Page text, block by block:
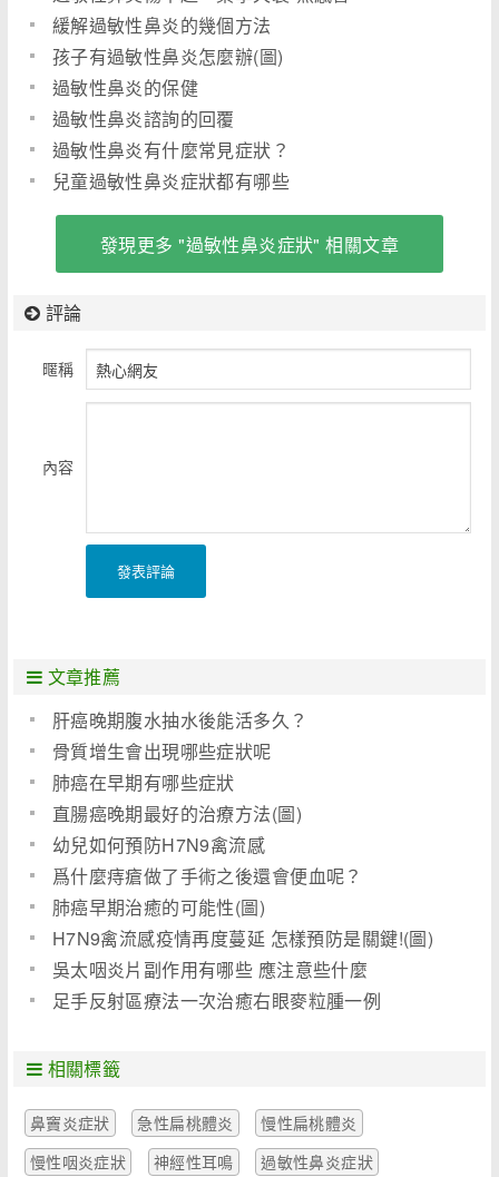
緩解過敏性鼻炎的幾個方法
孩子有過敏性鼻炎怎麼辦(圖)
過敏性鼻炎的保健
過敏性鼻炎諮詢的回覆
過敏性鼻炎有什麼常見症狀？
兒童過敏性鼻炎症狀都有哪些
發現更多 "過敏性鼻炎症狀" 相關文章
評論
暱稱
內容
發表評論
文章推薦
肝癌晚期腹水抽水後能活多久？
骨質增生會出現哪些症狀呢
肺癌在早期有哪些症狀
直腸癌晚期最好的治療方法(圖)
幼兒如何預防H7N9禽流感
爲什麼痔瘡做了手術之後還會便血呢？
肺癌早期治癒的可能性(圖)
H7N9禽流感疫情再度蔓延 怎樣預防是關鍵!(圖)
吳太咽炎片副作用有哪些 應注意些什麼
足手反射區療法一次治癒右眼麥粒腫一例
相關標籤
鼻竇炎症狀 急性扁桃體炎
慢性扁桃體炎
慢性咽炎症狀
神經性耳鳴 過敏性鼻炎症狀